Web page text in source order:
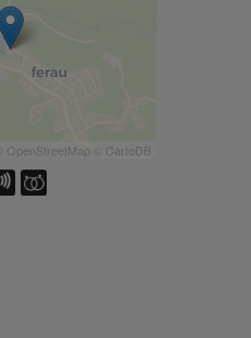
OpenStreetMap © CartoDB